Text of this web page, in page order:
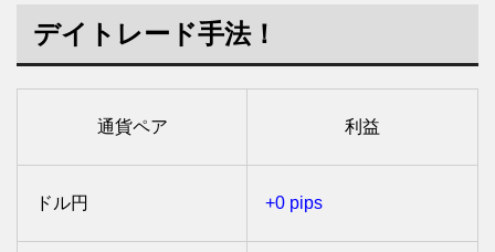
デイトレード手法！
通貨ペア 利益
ドル円 +0 pips